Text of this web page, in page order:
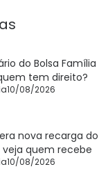
do Bolsa
tem direito?
10/08/2026
nova recarga
veja quem recebe
10/08/2026